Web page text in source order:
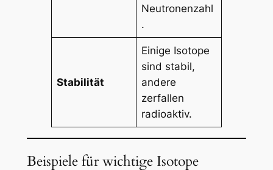
Neutronenzahl
.
Stabilität
Einige Isotope
sind stabil,
andere
zerfallen
radioaktiv.
Beispiele für wichtige Isotope